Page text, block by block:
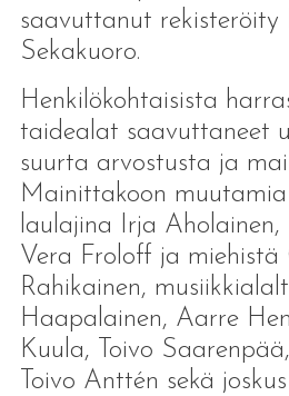
saavuttanut rekisteröity
Sekakuoro.
Henkilökohtaisista
taidealat saavuttaneet
suurta arvostusta ja
Mainittakoon muutamia
laulajina Irja Aholainen,
Vera Froloff ja miehistä
Rahikainen,
Haapalainen, Aarre
Kuula, Toivo
Toivo Anttén sekä